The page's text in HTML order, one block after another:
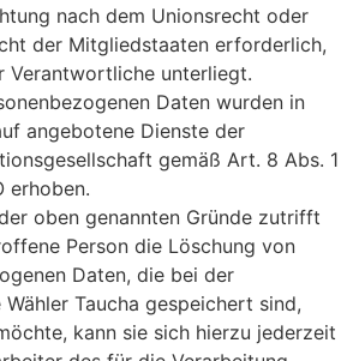
nach dem Unionsrecht oder
der Mitgliedstaaten erforderlich,
Verantwortliche unterliegt.
Daten wurden in
angebotene Dienste der
gemäß Art. 8 Abs. 1
erhoben.
oben genannten Gründe zutrifft
Person die Löschung von
Daten, die bei der
Wähler Taucha gespeichert sind,
kann sie sich hierzu jederzeit